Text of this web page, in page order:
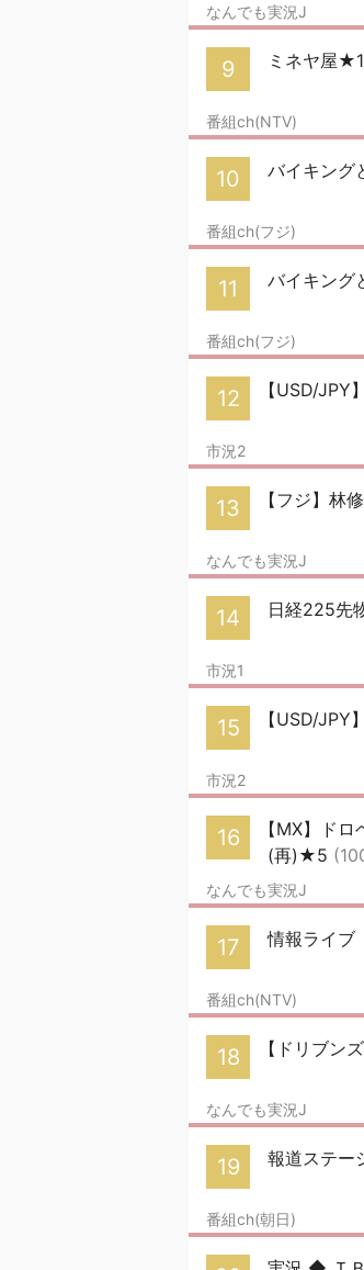
なんでも実況J
9 ミネヤ屋★1
番組ch(NTV)
10 バイキン
番組ch(フジ)
11 バイキン
番組ch(フジ)
12 【USD/JPY
市況2
13 【フジ】林
なんでも実況J
14 日経225先
市況1
15 【USD/JPY
市況2
16
【MX】ド
(再)★5
なんでも実況J
17 情報ライ
番組ch(NTV)
18 【ドリブン
なんでも実況J
19 報道ステ
番組ch(朝日)